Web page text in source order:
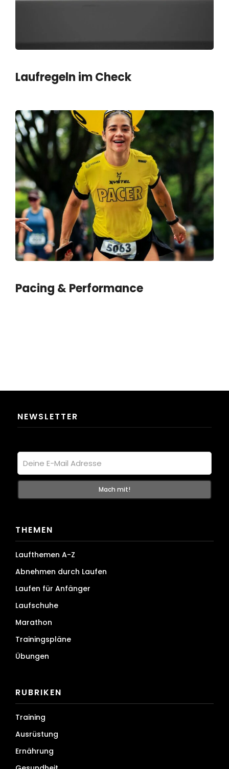
Laufregeln im Check
Pacing & Performance
NEWSLETTER
THEMEN
Laufthemen A-Z
Abnehmen durch Laufen
Laufen für Anfänger
Laufschuhe
Marathon
Trainingspläne
Übungen
RUBRIKEN
Training
Ausrüstung
Ernährung